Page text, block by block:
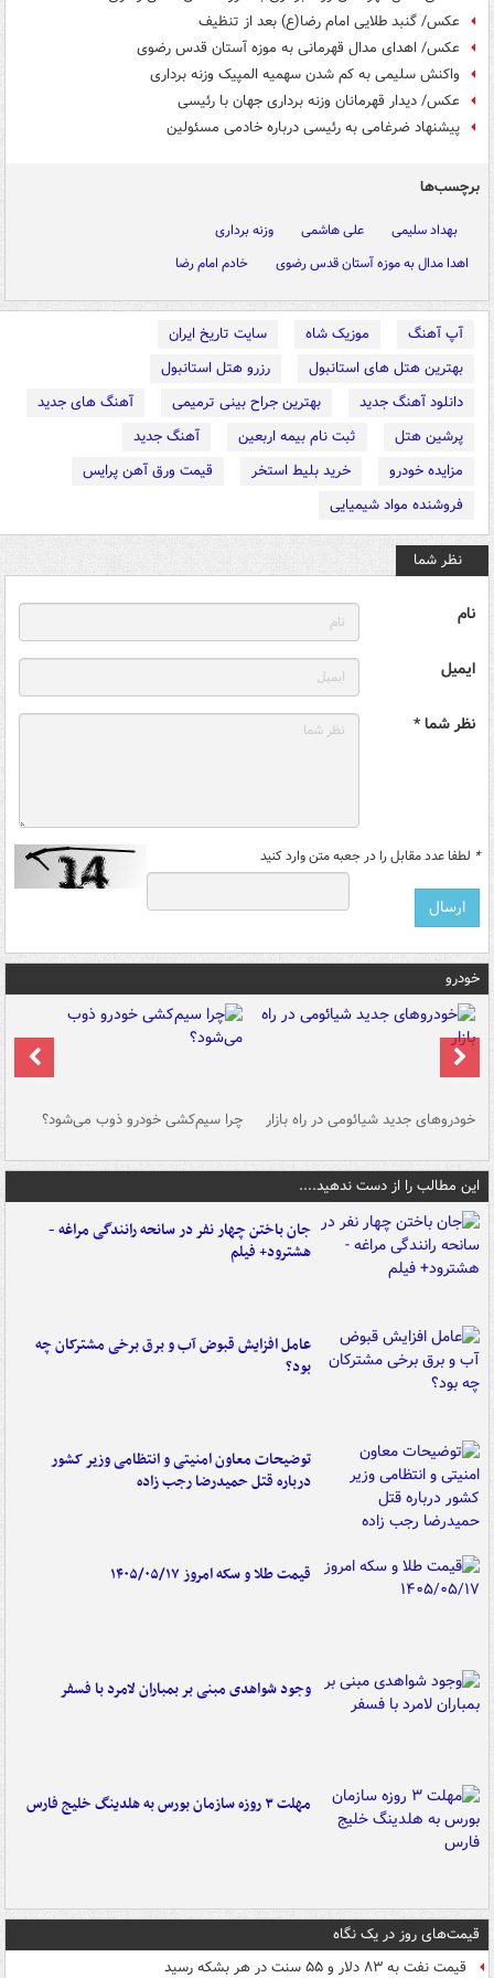
عکس/ گنبد طلایی امام رضا(ع) بعد از تنظیف
عکس/ اهدای مدال قهرمانی به موزه آستان قدس رضوی
واکنش سلیمی به کم شدن سهمیه المپیک وزنه برداری
عکس/ دیدار قهرمانان وزنه برداری جهان با رئیسی
پیشنهاد ضرغامی به رئیسی درباره خادمی مسئولین
برچسب‌ها
بهداد سلیمی علی هاشمی
وزنه برداری
اهدا مدال به موزه آستان قدس رضوی
خادم امام رضا
آپ آهنگ موزیک شاه
سایت تاریخ ایران
بهترین هتل های استانبول
رزرو هتل استانبول
دانلود آهنگ جدید
بهترین جراح بینی ترمیمی
آهنگ های جدید
پرشین هتل
ثبت نام بیمه اربعین
آهنگ جدید
مزایده خودرو
خرید بلیط استخر
قیمت ورق آهن پرایس
فروشنده مواد شیمیایی
نظر شما
نام
ایمیل
نظر شما *
* لطفا عدد مقابل را در جعبه متن وارد کنید
خودرو
خودروهای جدید شیائومی در راه بازار چرا سیم‌کشی خودرو ذوب می‌شود؟
این مطالب را از دست ندهید....
جان باختن چهار نفر در سانحه رانندگی مراغه -
هشترود+ فیلم
عامل افزایش قبوض آب و برق برخی مشترکان چه
بود؟
توضیحات معاون امنیتی و انتظامی وزیر کشور
درباره قتل حمیدرضا رجب زاده
قیمت طلا و سکه امروز ۱۴۰۵/۰۵/۱۷
وجود شواهدی مبنی بر بمباران لامرد با فسفر
مهلت ۳ روزه سازمان بورس به هلدینگ خلیج فارس
قیمت‌های روز در یک نگاه
قیمت نفت به ۸۳ دلار و ۵۵ سنت در هر بشکه رسید